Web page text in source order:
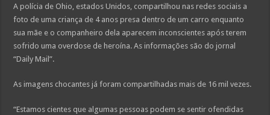
A polícia de Ohio, estados Unidos, compartilhou nas redes sociais a
foto de uma criança de 4 anos presa dentro de um carro enquanto
sua mãe e o companheiro dela aparecem inconscientes após terem
sofrido uma overdose de heroína. As informações são do jornal
“Daily Mail”.
As imagens chocantes já foram compartilhadas mais de 16 mil vezes.
“Estamos cientes que algumas pessoas podem se sentir ofendidas